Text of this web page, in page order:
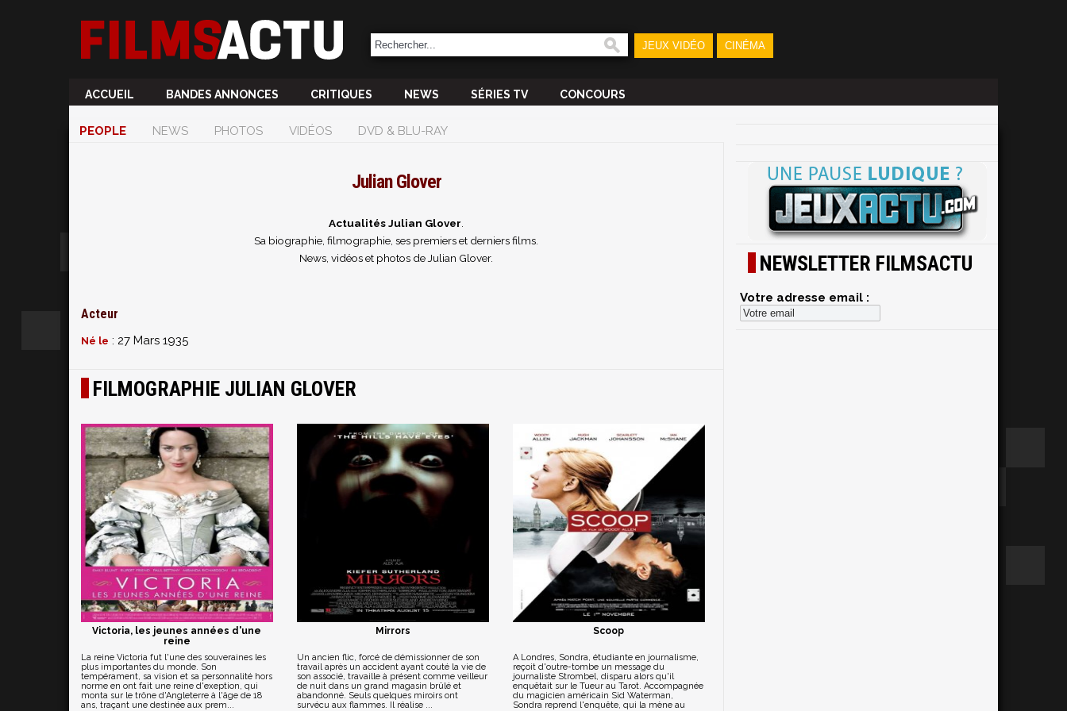
JEUX VIDÉO CINÉMA
ACCUEIL BANDES ANNONCES CRITIQUES NEWS SÉRIES TV CONCOURS
PEOPLE NEWS PHOTOS VIDÉOS DVD & BLU-RAY
Julian Glover
Actualités Julian Glover
Sa biographie, filmographie, ses premiers et derniers films.
News, vidéos et photos de Julian Glover.
Acteur
Né le : 27 Mars 1935
FILMOGRAPHIE JULIAN GLOVER
Victoria, les jeunes années d'une
reine
La reine Victoria fut l'une des souveraines les
plus importantes du monde. Son
tempérament, sa vision et sa personnalité hors
norme en ont fait une reine d'exeption, qui
monta sur le trône d'Angleterre à l'âge de 18
ans, traçant une destinée aux prem...
Mirrors
Un ancien flic, forcé de démissionner de son
travail après un accident ayant couté la vie de
son associé, travaille à présent comme veilleur
de nuit dans un grand magasin brûlé et
abandonné. Seuls quelques miroirs ont
survécu aux flammes. Il réalise ...
Scoop
A Londres, Sondra, étudiante en journalisme,
reçoit d'outre-tombe un message du
journaliste Strombel, disparu alors qu'il
enquêtait sur le Tueur au Tarot. Accompagnée
du magicien américain Sid Waterman,
Sondra reprend l'enquête, qui la mène au
NEWSLETTER FILMSACTU
Votre adresse email :